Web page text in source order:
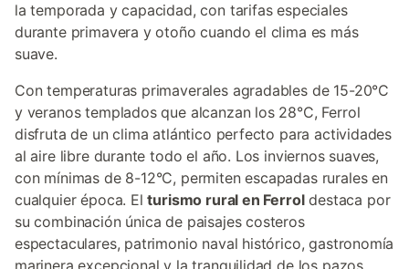
la temporada y capacidad, con tarifas especiales
durante primavera y otoño cuando el clima es más
suave.
Con temperaturas primaverales agradables de 15-20°C
y veranos templados que alcanzan los 28°C, Ferrol
disfruta de un clima atlántico perfecto para actividades
al aire libre durante todo el año. Los inviernos suaves,
con mínimas de 8-12°C, permiten escapadas rurales en
cualquier época. Elturismo rural en Ferroldestaca por
su combinación única de paisajes costeros
espectaculares, patrimonio naval histórico, gastronomía
marinera excepcional y la tranquilidad de los pazos